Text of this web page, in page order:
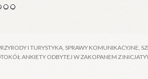
I TURYSTYKA, SPRAWY KOMUNIKACYJNE,
ANKIETY ODBYTEJ W ZAKOPANEM Z